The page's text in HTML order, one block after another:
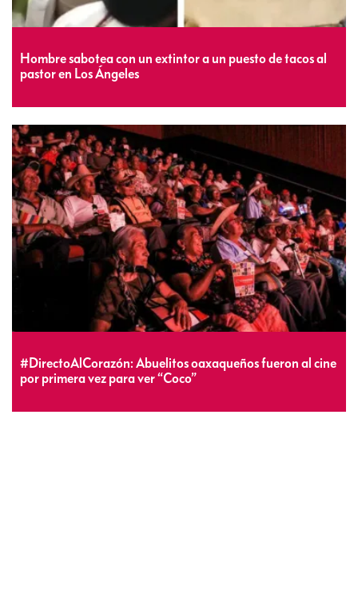
Hombre sabotea con un extintor a un puesto de tacos al
pastor en Los Ángeles
#DirectoAlCorazón: Abuelitos oaxaqueños fueron al cine
por primera vez para ver “Coco”